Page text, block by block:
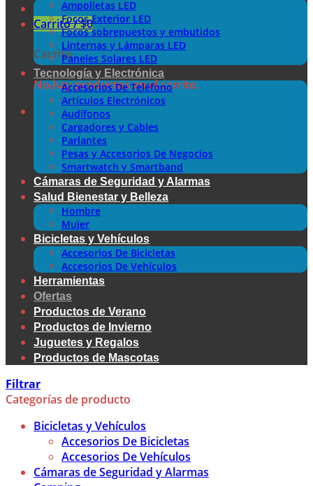
Carrito /$0
Carrito
No hay productos en el carrito.
Ampolletas LED
Focos Exterior LED
Focos sobrepuestos y embutidos
Linternas y Lámparas LED
Paneles Solares LED
Tecnología y Electrónica
Accesorios De Teléfono
Artículos Electrónicos
Audífonos
Cargadores y Cables
Parlantes
Pesas y Accesorios De Negocios
Smartwatch y Smartband
Cámaras de Seguridad y Alarmas
Salud Bienestar y Belleza
Hombre
Mujer
Bicicletas y Vehículos
Accesorios De Bicicletas
Accesorios De Vehículos
Herramientas
Ofertas
Productos de Verano
Productos de Invierno
Juguetes y Regalos
Productos de Mascotas
Filtrar
Categorías de producto
Bicicletas y Vehículos
Accesorios De Bicicletas
Accesorios De Vehículos
Cámaras de Seguridad y Alarmas